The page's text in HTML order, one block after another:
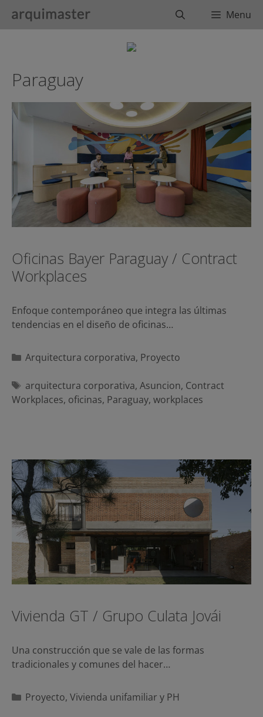
BuscarMenu
Paraguay
Oficinas Bayer Paraguay / Contract
Workplaces
Enfoque contemporáneo que integra las últimas
tendencias en el diseño de oficinas…
Categorías
Arquitectura corporativa, Proyecto
Etiquetas
arquitectura corporativa, Asuncion, Contract
Workplaces, oficinas, Paraguay, workplaces
Vivienda GT / Grupo Culata Jovái
Una construcción que se vale de las formas
tradicionales y comunes del hacer…
Categorías
Proyecto, Vivienda unifamiliar y PH